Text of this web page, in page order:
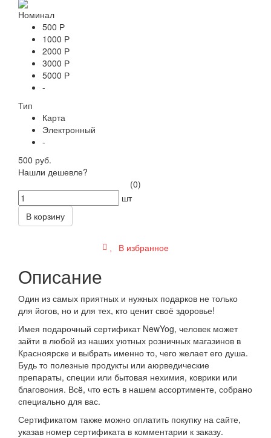
Номинал
500 Р
1000 Р
2000 Р
3000 Р
5000 Р
-
Тип
Карта
Электронный
-
500 руб.
Нашли дешевле?
(0)
шт
В корзину
В избранное
Описание
Один из самых приятных и нужных подарков не только
для йогов, но и для тех, кто ценит своё здоровье!
Имея подарочный сертификат NewYog, человек может
зайти в любой из наших уютных розничных магазинов в
Красноярске и выбрать именно то, чего желает его душа.
Будь то полезные продукты или аюрведические
препараты, специи или бытовая нехимия, коврики или
благовония. Всё, что есть в нашем ассортименте, собрано
специально для вас.
Сертификатом также можно оплатить покупку на сайте,
указав номер сертификата в комментарии к заказу.